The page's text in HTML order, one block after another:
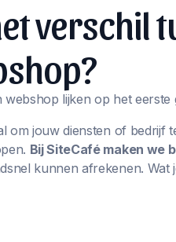
verschil
webshop lijken op het
om jouw diensten of
Bij SiteCafé maken we
kunnen afrekenen.